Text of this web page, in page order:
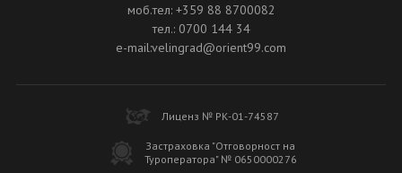
моб.тел: +359 88 8700082
тел.: 0700 144 34
e-mail:velingrad@orient99.com
Лиценз № РК-01-74587
Застраховка "Отговорност на
Туроператора" № 0650000276